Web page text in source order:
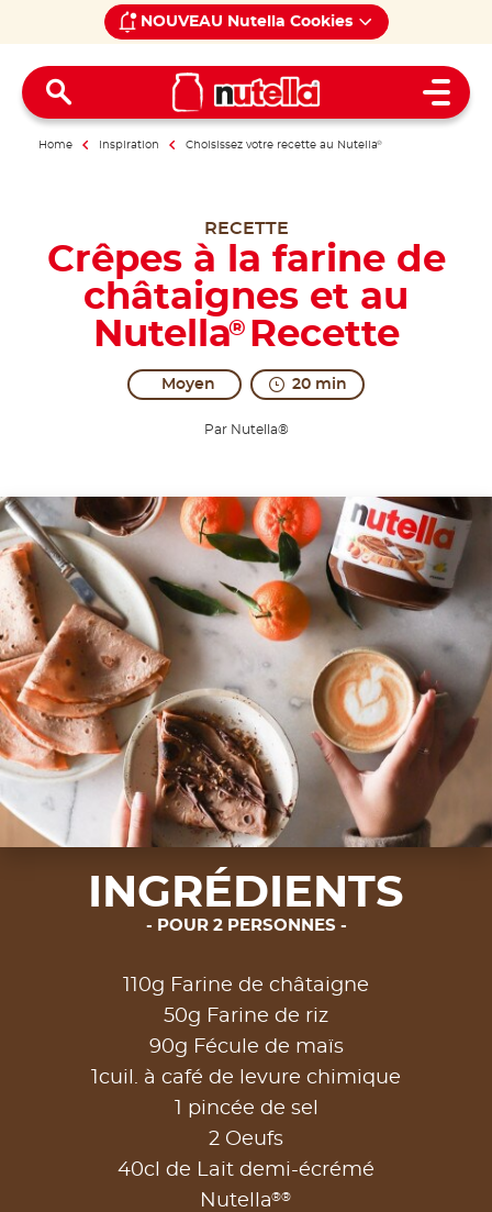
NOUVEAU Nutella Cookies
Open
Home Inspiration Choisissez votre recette au Nutella®
RECETTE
Crêpes à la farine de
châtaignes et au
Nutella® Recette
Moyen 20 min
Par Nutella®
INGRÉDIENTS
POUR 2 PERSONNES
110g Farine de châtaigne
50g Farine de riz
90g Fécule de maïs
1cuil. à café de levure chimique
1 pincée de sel
2 Oeufs
40cl de Lait demi-écrémé
Nutella®®